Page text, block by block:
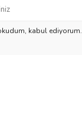
kabul ediyorum.